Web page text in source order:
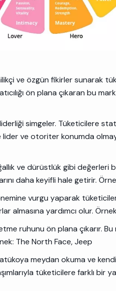
ve özgün fikirler sunarak
ön plana çıkaran bu
simgeler. Tüketicilere
ve otoriter konumda
ve dürüstlük gibi
daha keyifli hale getirir.
vurgu yaparak
almasına yardımcı olur.
ruhunu ön plana çıkarır.
The North Face, Jeep
meydan okuma ve
tüketicilere farklı bir